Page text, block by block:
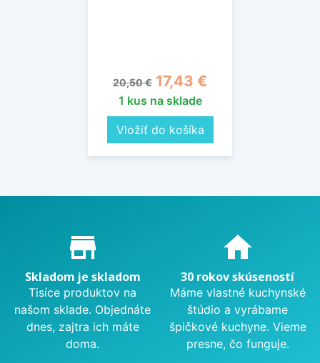
Základná cena
20,50 € Cena
17,43 €
1 kus na sklade
Vložiť do košíka
Proč nakupovat u nás?
store_mall_directory
Skladom je skladom
Tisíce produktov na
našom sklade. Objednáte
dnes, zajtra ich máte
doma.
home
30 rokov skúseností
Máme vlastné kuchynské
štúdio a vyrábame
špičkové kuchyne. Vieme
presne, čo funguje.